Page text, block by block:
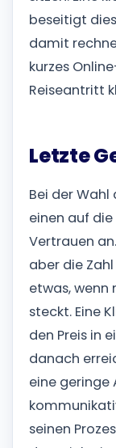
beseitigt
damit
kurzes
Reiseantritt
Letzte
Bei der
einen auf
Vertrauen
aber die
etwas, wenn
steckt. Eine
den Preis in
danach
eine geringe
seinen